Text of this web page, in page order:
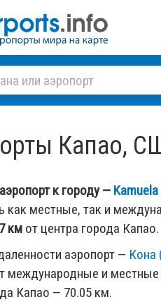
Капао,
к городу — Kamuela
как местные, так и
км от центра города Капао.
аэропорт — Кона
международные и
Капао — 70.05 км.